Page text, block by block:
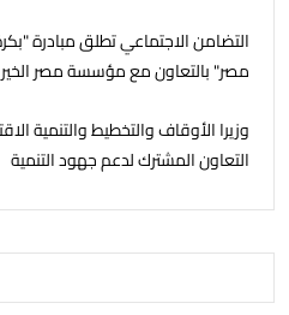
التضامن الاجتماعي تطلق مبادرة
مصر" بالتعاون مع مؤسسة مصر الخير
وزيرا الأوقاف والتخطيط والتنمية
التعاون المشترك لدعم جهود التنمية